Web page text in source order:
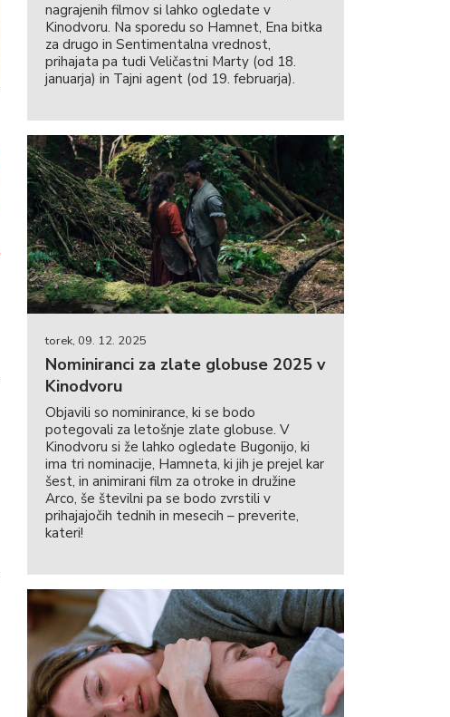
nagrajenih filmov si lahko ogledate v
Kinodvoru. Na sporedu so Hamnet, Ena bitka
za drugo in Sentimentalna vrednost,
prihajata pa tudi Veličastni Marty (od 18.
januarja) in Tajni agent (od 19. februarja).
torek, 09. 12. 2025
Nominiranci za zlate globuse 2025 v
Kinodvoru
Objavili so nominirance, ki se bodo
potegovali za letošnje zlate globuse. V
Kinodvoru si že lahko ogledate Bugonijo, ki
ima tri nominacije, Hamneta, ki jih je prejel kar
šest, in animirani film za otroke in družine
Arco, še številni pa se bodo zvrstili v
prihajajočih tednih in mesecih – preverite,
kateri!